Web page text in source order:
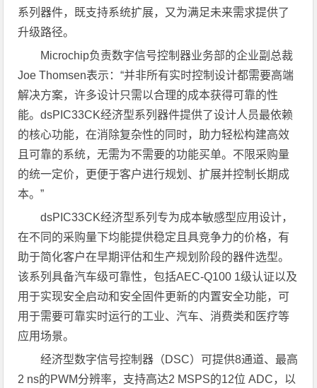
系列器件，既支持系统扩展，又为满足未来需求提供了
升级路径。
Microchip负责数字信号控制器业务部的企业副总裁
Joe Thomsen表示：“并非所有实时控制设计都需要高端
解决方案，许多设计只需以合理的成本获得可靠的性
能。dsPIC33CK经济型系列器件提供了设计人员最依赖
的核心功能，在消除复杂性的同时，助力轻松构建高效
且可靠的系统，无需为不需要的功能买单。不限采购量
的统一定价，更便于客户进行规划、扩展并控制长期成
本。”
dsPIC33CK经济型系列专为成本敏感型应用设计，
在不同的采购量下均能提供稳定且具竞争力的价格，有
助于简化客户在早期评估和生产规划阶段的器件选型。
该系列具备汽车级可靠性，包括AEC-Q100 1级认证以及
用于实现安全启动和安全固件更新的内置安全功能，可
用于需要可靠实时运行的工业、汽车、消费类和医疗等
应用场景。
经济型数字信号控制器（DSC）可提供8通道、最高
2 ns的PWM分辨率，支持高达2 MSPS的12位 ADC，以